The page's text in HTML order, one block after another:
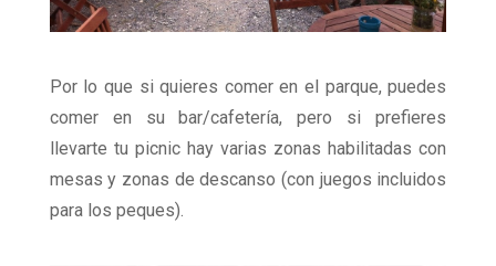
Por lo que si quieres comer en el parque, puedes
comer en su bar/cafetería, pero si prefieres
llevarte tu picnic hay varias zonas habilitadas con
mesas y zonas de descanso (con juegos incluidos
para los peques).